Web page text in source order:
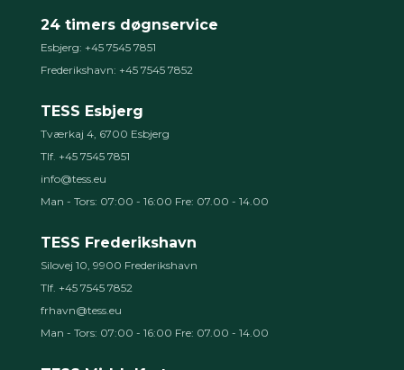
24 timers døgnservice
Esbjerg: +45 7545 7851
Frederikshavn: +45 7545 7852
TESS Esbjerg
Tværkaj 4, 6700 Esbjerg
Tlf. +45 7545 7851
info@tess.eu
Man - Tors: 07:00 - 16:00 Fre: 07.00 - 14.00
TESS Frederikshavn
Silovej 10, 9900 Frederikshavn
Tlf. +45 7545 7852
frhavn@tess.eu
Man - Tors: 07:00 - 16:00 Fre: 07.00 - 14.00